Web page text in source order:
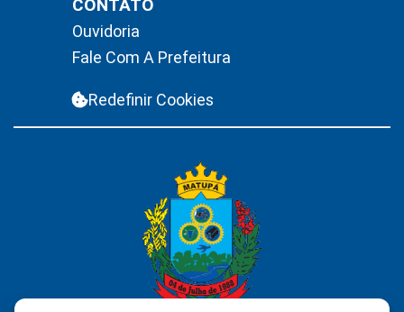
Ouvidoria
Fale Com A Prefeitura
Redefinir Cookies